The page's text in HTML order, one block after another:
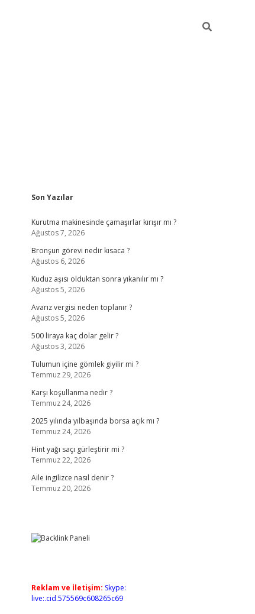
Sidebar
Son Yazılar
Kurutma makinesinde çamaşırlar kırışır mı ?
Ağustos 7, 2026
Bronşun görevi nedir kısaca ?
Ağustos 6, 2026
Kuduz aşısı olduktan sonra yıkanılır mı ?
Ağustos 5, 2026
Avarız vergisi neden toplanır ?
Ağustos 5, 2026
500 liraya kaç dolar gelir ?
Ağustos 3, 2026
Tulumun içine gömlek giyilir mi ?
Temmuz 29, 2026
Karşı koşullanma nedir ?
Temmuz 24, 2026
2025 yılında yılbaşında borsa açık mı ?
Temmuz 24, 2026
Hint yağı saçı gürleştirir mi ?
Temmuz 22, 2026
Aile ingilizce nasıl denir ?
Temmuz 20, 2026
Reklam ve İletişim: Skype:
live:.cid.575569c608265c69